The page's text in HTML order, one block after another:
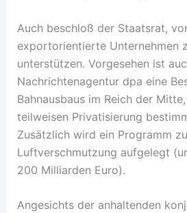
Auch beschloß der Staatsrat,
exportorientierte Unternehmen
unterstützen. Vorgesehen ist
Nachrichtenagentur dpa eine
Bahnausbaus im Reich der
teilweisen Privatisierung
Zusätzlich wird ein Programm
Luftverschmutzung aufgelegt
200 Milliarden Euro).
Angesichts der anhaltenden